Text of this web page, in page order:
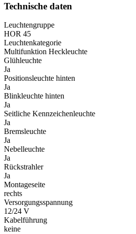
Technische daten
Leuchtengruppe
HOR 45
Leuchtenkategorie
Multifunktion Heckleuchte
Glühleuchte
Ja
Positionsleuchte hinten
Ja
Blinkleuchte hinten
Ja
Seitliche Kennzeichenleuchte
Ja
Bremsleuchte
Ja
Nebelleuchte
Ja
Rückstrahler
Ja
Montageseite
rechts
Versorgungsspannung
12/24 V
Kabelführung
keine